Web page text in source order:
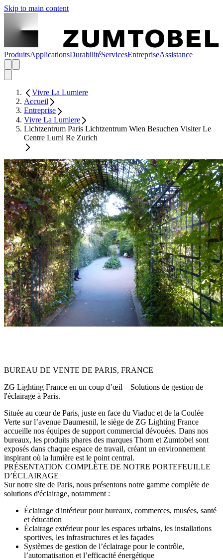
Skip to main content
ProduitsApplicationsDurabilitéServicesEntrepriseAssistance
Vivre La Lumiere
Accueil
Entreprise
Vivre La Lumiere
Lichtzentrum Paris Lichtzentrum Wien Besuchen Visiter Le
Centre Lumi Re Zurich
BUREAU DE VENTE DE PARIS, FRANCE
ZG Lighting France en un coup d’œil – Solutions de gestion de
l'éclairage à Paris.
Située au cœur de Paris, juste en face du Viaduc et de la Coulée
Verte sur l’avenue Daumesnil, le siège de ZG Lighting France
accueille nos équipes de support commercial dévouées. Dans nos
bureaux, les produits phares des marques Thorn et Zumtobel sont
exposés dans chaque espace de travail, créant un environnement
inspirant où la lumière est le point central.
PRÉSENTATION COMPLÈTE DE NOTRE PORTEFEUILLE
D’ÉCLAIRAGE
Sur notre site de Paris, nous présentons notre gamme complète de
solutions d'éclairage, notamment :
Éclairage d'intérieur pour bureaux, commerces, musées, santé
et éducation
Éclairage extérieur pour les espaces urbains, les installations
sportives, les infrastructures et les façades
Systèmes de gestion de l’éclairage pour le contrôle,
l’automatisation et l’efficacité énergétique